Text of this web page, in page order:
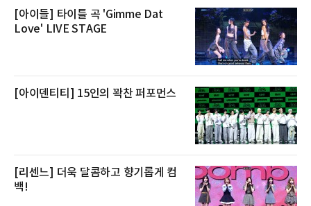
전복은 산지에서 채취한 뒤 전국으로 직송되는
방식으로 운영된다. 신선도가 중요한 상품인 만
큼 이르면 다음 날 오전 배송이 가능하도록 물류
[아이들] 타이틀 곡 'Gimme Dat
Love' LIVE STAGE
[아이덴티티] 15인의 꽉찬 퍼포먼스
[리센느] 더욱 달콤하고 향기롭게 컴
백!